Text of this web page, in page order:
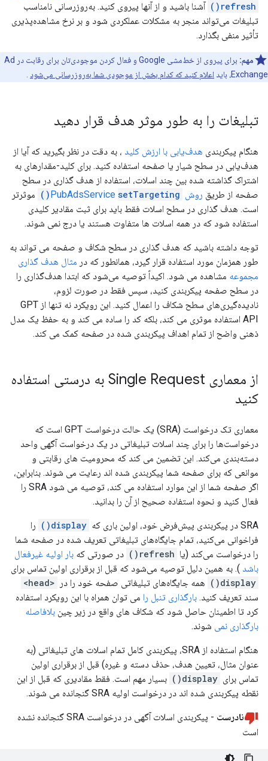
refresh()
آشنا باشید و از آنها پیروی کنید. به‌روزرسانی نامناسب
تبلیغات می‌تواند منجر به مشکلات عملکردی شود و بر نرخ مشاهده‌پذیری
تأثیر منفی بگذارد.
مهم:
برای پیروی از خط‌مشی Google و فعال کردن موجودی‌تان برای رقابت در Ad
Exchange، باید
اعلام کنید که کدام بخش از موجودی شما به‌روزرسانی می‌شود
تبلیغات را به طور موثر هدف قرار دهید
هنگام پیکربندی هدف‌یابی با ارزش کلید ، به دقت در نظر بگیرید که آیا از
هدف‌یابی در سطح شیار یا صفحه استفاده کنید. برای کلید-مقدارهای به
اشتراک گذاشته شده بین چند اسلات، استفاده از هدف گذاری در سطح
صفحه از طریق روش PubAdsService setTargeting()
موثرتر
است. هدف گذاری در سطح اسلات فقط باید برای ثبت مقادیر کلیدی
استفاده شود که در همه اسلات ها متفاوت هستند یا درج نمی شوند.
توجه داشته باشید که هدف گذاری در سطح شکاف و صفحه می تواند به
طور همزمان مورد استفاده قرار گیرد، همانطور که در مثال هدف گذاری
مجموعه مشاهده می شود. اکیداً توصیه می‌شود که ابتدا هدف‌گذاری را
در سطح صفحه پیکربندی کنید، سپس فقط در صورت لزوم،
نادیده‌گیری‌های سطح شکاف را اعمال کنید. این رویکرد نه تنها از GPT
API استفاده موثری می کند، بلکه کد را ساده می کند و به حفظ یک مدل
ذهنی واضح از تمام اهداف پیکربندی شده در صفحه کمک می کند.
از معماری Single Request به درستی استفاده
کنید
معماری تک درخواست (SRA) یک حالت درخواست GPT است که
درخواست‌ها را برای چند اسلات تبلیغاتی در یک درخواست آگهی واحد
دسته‌بندی می‌کند. این تضمین می کند که محرومیت های رقابتی و
موانعی که برای صفحه شما پیکربندی شده اند رعایت می شوند. بنابراین،
اگر صفحه شما از این موارد استفاده می کند، توصیه می شود SRA را
فعال کنید و نحوه استفاده صحیح از آن را بدانید.
SRA در پیکربندی پیش‌فرض خود، اولین باری که display()
را
فراخوانی می‌کنید، تمام جایگاه‌های تبلیغاتی تعریف شده در صفحه شما
را درخواست می‌کند (یا refresh() در صورتی که بار اولیه غیرفعال
باشد ). به همین دلیل توصیه می‌شود که قبل از برقراری اولین تماس برای
display()
همه جایگاه‌های تبلیغاتی صفحه خود را در
<head>
سند تعریف کنید. بارگذاری تنبل را می توان همراه با این رویکرد استفاده
کرد تا اطمینان حاصل شود که شکاف های واقع در زیر چین بلافاصله
بارگذاری نمی شوند.
هنگام استفاده از SRA، پیکربندی کامل تمام اسلات های تبلیغاتی (به
عنوان مثال، تعیین هدف، حذف دسته و غیره) قبل از برقراری اولین
تماس برای display()
بسیار مهم است. فقط مقادیری که قبل از این
نقطه پیکربندی شده اند در درخواست اولیه SRA گنجانده می شوند.
نادرست
- پیکربندی اسلات آگهی در درخواست SRA گنجانده نشده
است